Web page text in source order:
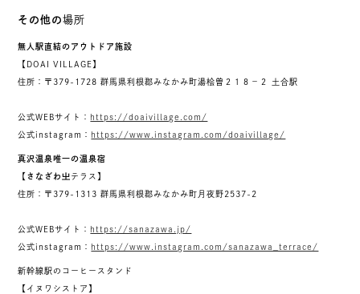
その他の場所
無人駅直結のアウトドア施設
【 DOAI VILLAGE 】
住所：〒379-1728 群馬県利根郡みなかみ町湯桧曽２１８−２ 土合駅
公式WEBサイト： https://doaivillage.com/
公式instagram： https://www.instagram.com/doaivillage/
真沢温泉唯一の温泉宿
【さなざわ㞢 テラス 】
住所：〒379-1313 群馬県利根郡みなかみ町月夜野2537-2
公式WEBサイト： https://sanazawa.jp/
公式instagram： https://www.instagram.com/sanazawa_terrace/
新幹線駅のコーヒースタンド
【 イヌワシストア 】